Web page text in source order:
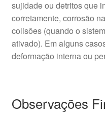
sujidade ou detritos que
corretamente, corrosão
colisões (quando o
ativado). Em alguns
deformação interna ou
Observações